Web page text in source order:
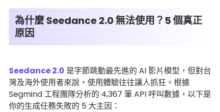
為什麼 Seedance 2.0 無法使用？5 個真正
原因
Seedance 2.0 是字節跳動最先進的 AI 影片模型，但對台
灣及海外使用者來說，使用體驗往往讓人抓狂。根據
Segmind 工程團隊分析的 4,367 筆 API 呼叫數據，以下是
你的生成任務失敗的 5 大主因：